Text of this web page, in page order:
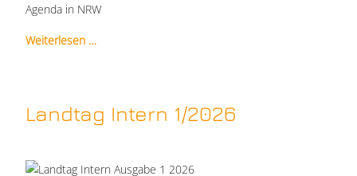
Agenda in NRW
Weiterlesen …
Landtag Intern 1/2026